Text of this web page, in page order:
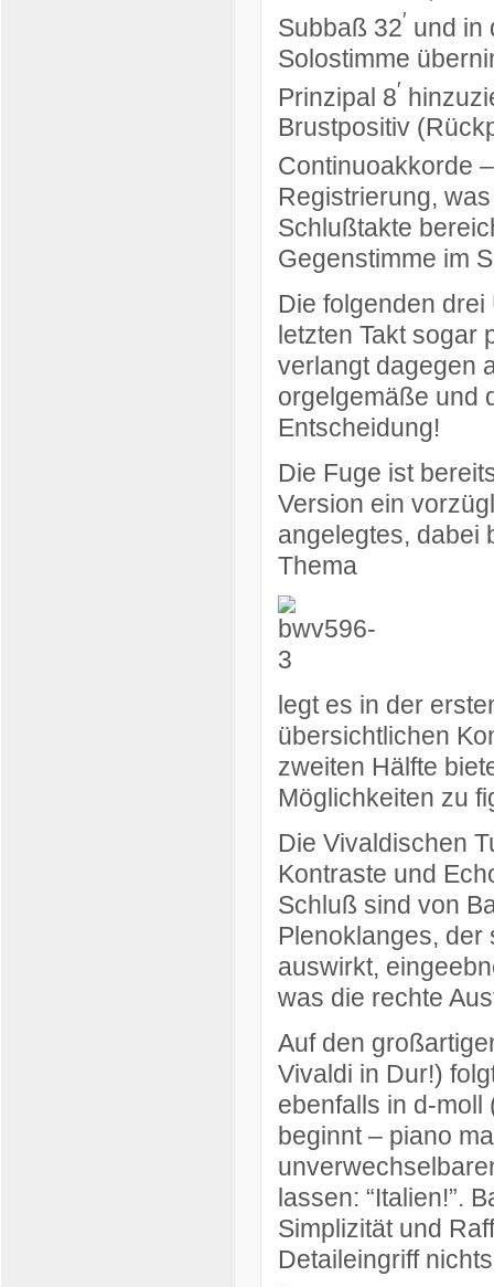
Subbaß 32′ und in
Solostimme
Prinzipal 8′
Brustpositiv
Continuoakkorde
Registrierung,
Schlußtakte
Gegenstimme im
Die folgenden
letzten Takt sogar
verlangt dagegen
orgelgemäße und
Entscheidung!
Die Fuge ist
Version ein
angelegtes, dabei
Thema
legt es in der
übersichtlichen
zweiten Hälfte
Möglichkeiten zu
Die Vivaldischen
Kontraste und
Schluß sind von
Plenoklanges,
auswirkt,
was die rechte
Auf den
Vivaldi in Dur!)
ebenfalls in d-moll
beginnt – piano
lassen: “Italien!”.
Simplizität und
Detaileingriff